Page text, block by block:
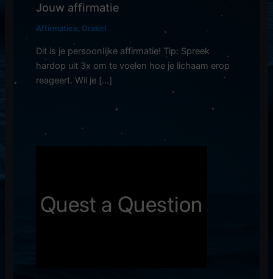
Jouw affirmatie
Affirmaties, Orakel
Dit is je persoonlijke affirmatie! Tip: Spreek
hardop uit 3x om te voelen hoe je lichaam erop
reageert. Wil je […]